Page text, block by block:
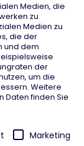
Medien, die
zu
Medien zu
die der
und dem
der
um die
Weitere
Daten finden Sie
Marketing
beim